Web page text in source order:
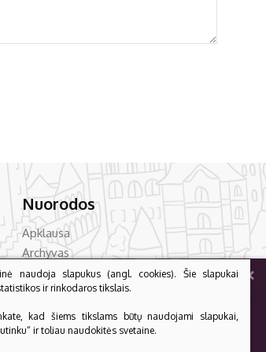
Nuorodos
Apklausa
Archyvas
Asmens duomenų apsauga
Bilietų kainos
Dažniausiai užduodami klausimai
Konsultavimas su visuomene
+
PLAČIAU
naudoja slapukus (angl. cookies). Šie slapukai
ir rinkodaros tikslais.
kad šiems tikslams būtų naudojami slapukai,
ir toliau naudokitės svetaine.